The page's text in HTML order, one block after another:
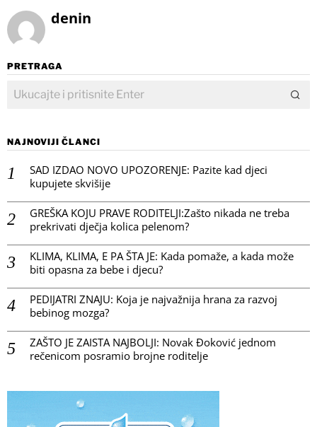
denin
PRETRAGA
NAJNOVIJI ČLANCI
SAD IZDAO NOVO UPOZORENJE: Pazite kad djeci
kupujete skvišije
GREŠKA KOJU PRAVE RODITELJI:Zašto nikada ne treba
prekrivati dječja kolica pelenom?
KLIMA, KLIMA, E PA ŠTA JE: Kada pomaže, a kada može
biti opasna za bebe i djecu?
PEDIJATRI ZNAJU: Koja je najvažnija hrana za razvoj
bebinog mozga?
ZAŠTO JE ZAISTA NAJBOLJI: Novak Đoković jednom
rečenicom posramio brojne roditelje